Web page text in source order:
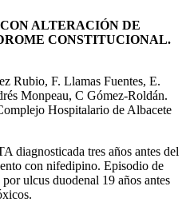
ALTERACIÓN DE
CONSTITUCIONAL.
Rubio, F. Llamas Fuentes, E.
Monpeau, C Gómez-Roldán.
Hospitalario de Albacete
diagnosticada tres años antes del
con nifedipino. Episodio de
ulcus duodenal 19 años antes